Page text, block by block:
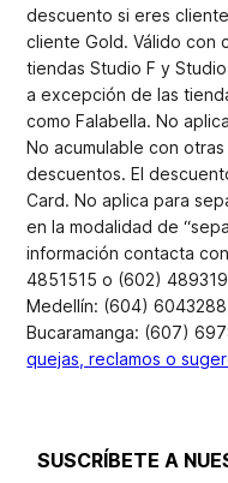
descuento si eres
cliente Gold. Válido con
tiendas Studio F y
a excepción de las
como Falabella. No
No acumulable con
descuentos. El
Card. No aplica para
en la modalidad de
información contacta
4851515 o (602)
Medellín: (604)
Bucaramanga: (607)
quejas, reclamos o
SUSCRÍBETE A